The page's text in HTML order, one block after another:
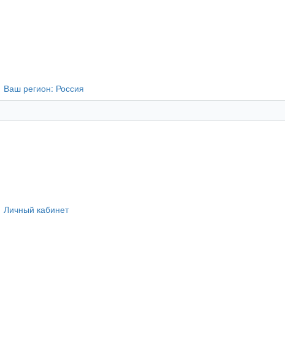
Ваш регион: Россия
Личный кабинет